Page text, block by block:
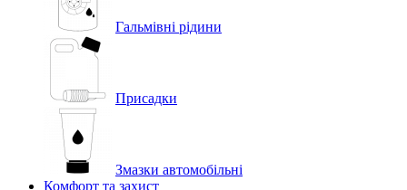
Гальмівні рідини
Присадки
Змазки автомобільні
Комфорт та захист